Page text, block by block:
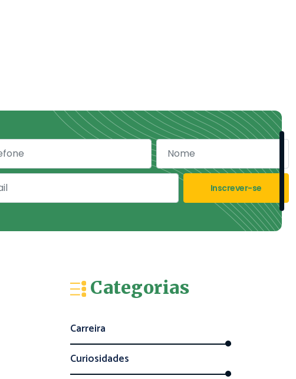
Inscrever-se
Categorias
Carreira
Curiosidades